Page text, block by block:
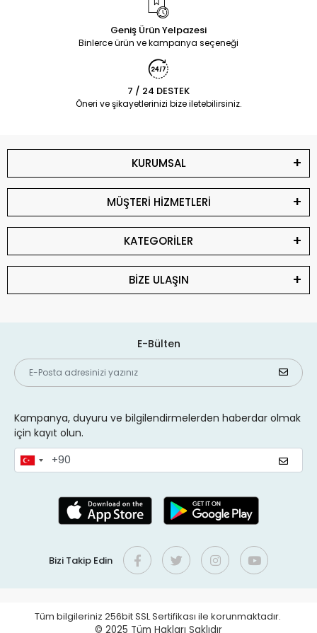
Geniş Ürün Yelpazesi
Binlerce ürün ve kampanya seçeneği
7 / 24 DESTEK
Öneri ve şikayetlerinizi bize iletebilirsiniz.
KURUMSAL
MÜŞTERİ HİZMETLERİ
KATEGORİLER
BİZE ULAŞIN
E-Bülten
Kampanya, duyuru ve bilgilendirmelerden haberdar olmak
için kayıt olun.
Bizi Takip Edin
Tüm bilgileriniz 256bit SSL Sertifikası ile korunmaktadır.
© 2025 Tüm Hakları Saklıdır